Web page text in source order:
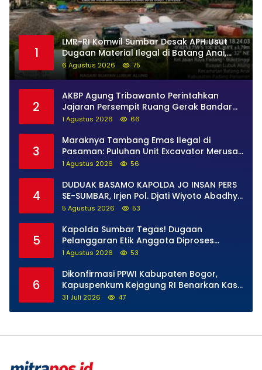
1
LMR-RI Komwil Sumbar Desak APH Usut
Dugaan Material Ilegal di Batang Anai,
Dugaan Keterkaitan PT UHA Diminta
Diselidiki Tuntas
6 Agustus 2026 75
2
AKBP Agung Tribawanto Perintahkan
Jajaran Persempit Ruang Gerak Bandar
Narkoba di Pasaman Barat
1 Agustus 2026 66
3
Maraknya Tambang Emas Ilegal di
Pasaman: Puluhan Unit Excavator Merusak
Alam, di Kawasan Muaro Sungai Lolo
1 Agustus 2026 56
4
DUDUAK BASAMO KAPOLDA JO INSAN PERS
SE-SUMBAR, Irjen Pol. Djati Wiyoto Abadhy
Tegaskan Tak Ada Ruang bagi Pelanggar
5 Agustus 2026 53
5
Kapolda Sumbar Tegas! Dugaan
Pelanggaran Etik Anggota Diproses
Tanpa Pandang Bulu, Sidang Etik AKBP F
1 Agustus 2026 53
6
Dikonfirmasi PPWI Kabupaten Bogor,
Kapuspenkum Kejagung RI Benarkan Kasi
Pidsus Kejari Kabupaten Bogor Jalani
31 Juli 2026 47